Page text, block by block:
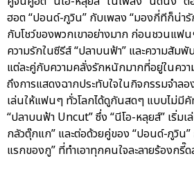
ฮอต “ปอนด์-ภูวิน” กับเพลง “มองกี่ทีก็น่ารั
กับโชว์ของพวกเขาอย่างมาก ก่อนชวนแฟ
ความรักในซีรีส์ “ปลาบนฟ้า” และความสั
แต่ละคู่กับความคลั่งรักหนักมากที่อยู่ในคว
ถึงการแสดงฉากประทับใจในกิจกรรมจำล
เล่นให้แฟนๆ ทั่วโลกได้ดูกันสดๆ แบบไม่มี
“ปลาบนฟ้า Uncut” ซึ่ง “นีโอ-หลุยส์” เริ่ม
กลัวตุ๊กแก” และต่อด้วยคู่ของ “ปอนด์-ภูวิน
แรกของกู” ที่ทำเอาทุกคนใจละลายร้องกรี๊